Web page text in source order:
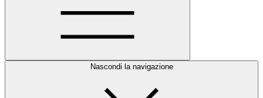
Nascondi la navigazione